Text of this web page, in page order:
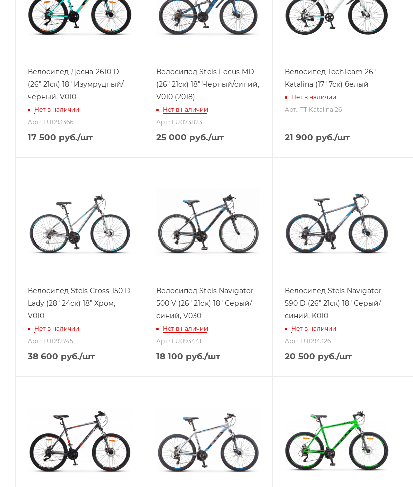
Велосипед Десна-2610 D
(26" 21ск) 18" Изумрудный/
чёрный, V010
Нет в наличии
Арт.: LU093366
17 500 руб./шт
Велосипед Stels Focus MD
(26" 21ск) 18" Черный/синий,
V010 (2018)
Нет в наличии
Арт.: LU073823
25 000 руб./шт
Велосипед TechTeam 26"
Katalina (17" 7ск) белый
Нет в наличии
Арт.: TT Katalina 26
21 900 руб./шт
Велосипед Stels Cross-150 D
Lady (28" 24ск) 18" Хром,
V010
Нет в наличии
Арт.: LU092745
38 600 руб./шт
Велосипед Stels Navigator-
500 V (26" 21ск) 18" Серый/
синий, V030
Нет в наличии
Арт.: LU093441
18 100 руб./шт
Велосипед Stels Navigator-
590 D (26" 21ск) 18" Серый/
синий, K010
Нет в наличии
Арт.: LU094326
20 500 руб./шт